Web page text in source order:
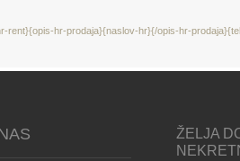
rent}{opis-hr-prodaja}{naslov-hr}{/opis-hr-
ŽELJA